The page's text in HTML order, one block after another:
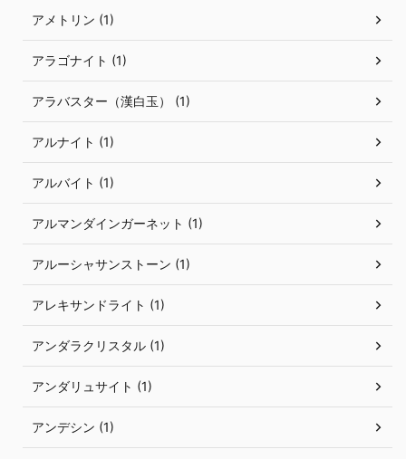
アメトリン (1)
アラゴナイト (1)
アラバスター（漢白玉） (1)
アルナイト (1)
アルバイト (1)
アルマンダインガーネット (1)
アルーシャサンストーン (1)
アレキサンドライト (1)
アンダラクリスタル (1)
アンダリュサイト (1)
アンデシン (1)